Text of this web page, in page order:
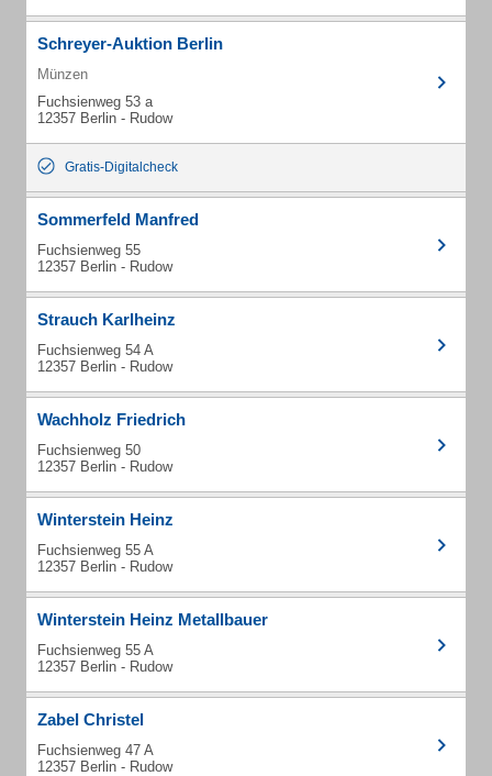
Schreyer-Auktion Berlin
Münzen
Fuchsienweg 53 a
12357 Berlin - Rudow
Gratis-Digitalcheck
Sommerfeld Manfred
Fuchsienweg 55
12357 Berlin - Rudow
Strauch Karlheinz
Fuchsienweg 54 A
12357 Berlin - Rudow
Wachholz Friedrich
Fuchsienweg 50
12357 Berlin - Rudow
Winterstein Heinz
Fuchsienweg 55 A
12357 Berlin - Rudow
Winterstein Heinz Metallbauer
Fuchsienweg 55 A
12357 Berlin - Rudow
Zabel Christel
Fuchsienweg 47 A
12357 Berlin - Rudow